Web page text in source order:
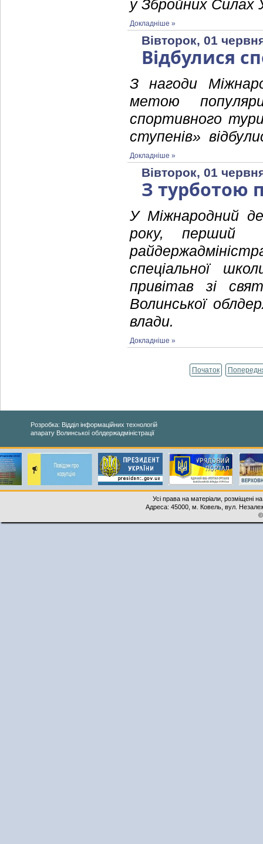
у Збройних Силах
Докладніше »
Вівторок, 01
Відбулися
З нагоди
метою
спортивного
ступенів»
Докладніше »
Вівторок, 01
З турботою
У Міжнародний
року, перший
спеціальної
привітав зі
Волинської
влади.
Докладніше »
Початок
Розробка: Відділ інформаційних технологій
апарату Волинської облдержадміністрації
Усі права на матеріали, розміщені
Адреса: 45000, м. Ковель, вул.